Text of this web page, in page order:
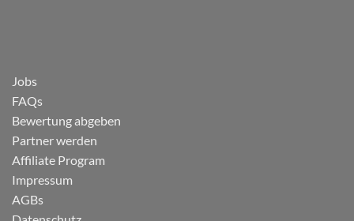
Jobs
FAQs
Bewertung abgeben
Partner werden
Affiliate Program
Impressum
AGBs